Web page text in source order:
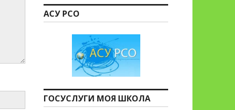
АСУ РСО
ГОСУСЛУГИ МОЯ ШКОЛА